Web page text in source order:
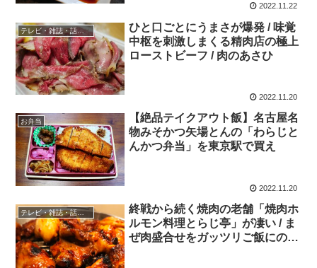
2022.11.22
テレビ・雑誌・話題の店
ひと口ごとにうまさが爆発 / 味覚
中枢を刺激しまくる精肉店の極上
ローストビーフ / 肉のあさひ
2022.11.20
お弁当
【絶品テイクアウト飯】名古屋名
物みそかつ矢場とんの「わらじと
んかつ弁当」を東京駅で買え
2022.11.20
テレビ・雑誌・話題の店
終戦から続く焼肉の老舗「焼肉ホ
ルモン料理とらじ亭」が凄い / ま
ぜ肉盛合せをガッツリご飯にのせ